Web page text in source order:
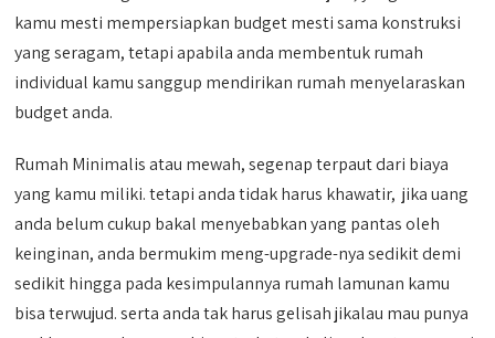
kamu mesti mempersiapkan budget mesti sama konstruksi
yang seragam, tetapi apabila anda membentuk rumah
individual kamu sanggup mendirikan rumah menyelaraskan
budget anda.
Rumah Minimalis atau mewah, segenap terpaut dari biaya
yang kamu miliki. tetapi anda tidak harus khawatir, jika uang
anda belum cukup bakal menyebabkan yang pantas oleh
keinginan, anda bermukim meng-upgrade-nya sedikit demi
sedikit hingga pada kesimpulannya rumah lamunan kamu
bisa terwujud. serta anda tak harus gelisah jikalau mau punya